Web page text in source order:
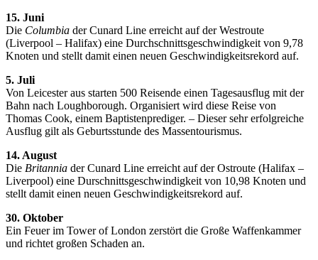
15. Juni
Die Columbia der Cunard Line erreicht auf der Westroute
(Liverpool – Halifax) eine Durchschnittsgeschwindigkeit von 9,78
Knoten und stellt damit einen neuen Geschwindigkeitsrekord auf.
5. Juli
Von Leicester aus starten 500 Reisende einen Tagesausflug mit der
Bahn nach Loughborough. Organisiert wird diese Reise von
Thomas Cook, einem Baptistenprediger. – Dieser sehr erfolgreiche
Ausflug gilt als Geburtsstunde des Massentourismus.
14. August
Die Britannia der Cunard Line erreicht auf der Ostroute (Halifax –
Liverpool) eine Durschnittsgeschwindigkeit von 10,98 Knoten und
stellt damit einen neuen Geschwindigkeitsrekord auf.
30. Oktober
Ein Feuer im Tower of London zerstört die Große Waffenkammer
und richtet großen Schaden an.